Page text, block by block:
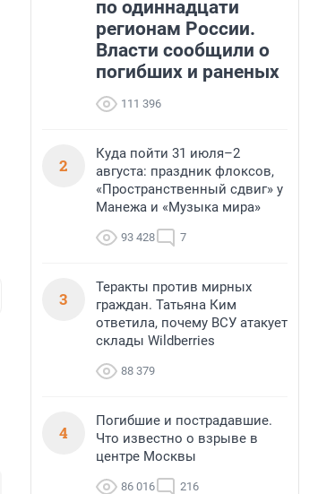
по одиннадцати
регионам России.
Власти сообщили о
погибших и раненых
111 396
2
Куда пойти 31 июля–2
августа: праздник флоксов,
«Пространственный сдвиг» у
Манежа и «Музыка мира»
93 428 7
3
Теракты против мирных
граждан. Татьяна Ким
ответила, почему ВСУ атакует
склады Wildberries
88 379
4
Погибшие и пострадавшие.
Что известно о взрыве в
центре Москвы
86 016 216